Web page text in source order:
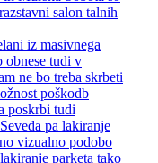
salon talnih
iz masivnega
obnese tudi v
ne bo treba skrbeti
poškodb
poskrbi tudi
pa lakiranje
vizualno podobo
parketa tako